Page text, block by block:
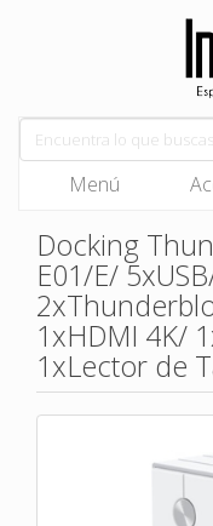
Menú
Docking
E01/E/
1xHDMI 4K/
1xLector de